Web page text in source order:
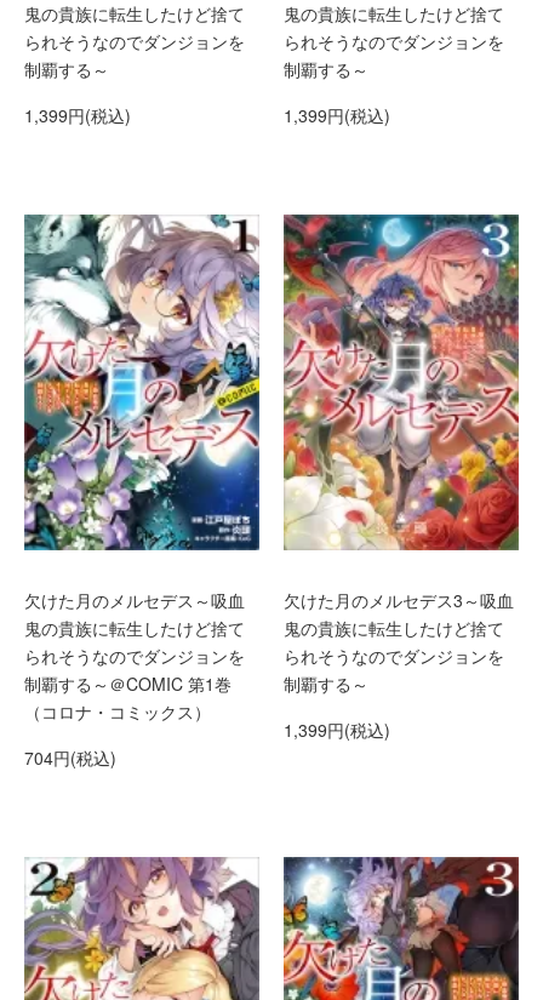
鬼の貴族に転生したけど捨て
られそうなのでダンジョンを
制覇する～
1,399円(税込)
鬼の貴族に転生したけど捨て
られそうなのでダンジョンを
制覇する～
1,399円(税込)
欠けた月のメルセデス～吸血
鬼の貴族に転生したけど捨て
られそうなのでダンジョンを
制覇する～＠COMIC 第1巻
（コロナ・コミックス）
704円(税込)
欠けた月のメルセデス3～吸血
鬼の貴族に転生したけど捨て
られそうなのでダンジョンを
制覇する～
1,399円(税込)